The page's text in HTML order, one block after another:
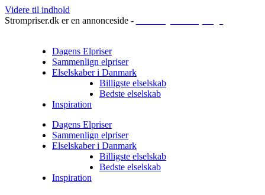
Videre til indhold
Strompriser.dk er en annonceside -
Dagens Elpriser
Sammenlign elpriser
Elselskaber i Danmark
Billigste elselskab
Bedste elselskab
Inspiration
Dagens Elpriser
Sammenlign elpriser
Elselskaber i Danmark
Billigste elselskab
Bedste elselskab
Inspiration